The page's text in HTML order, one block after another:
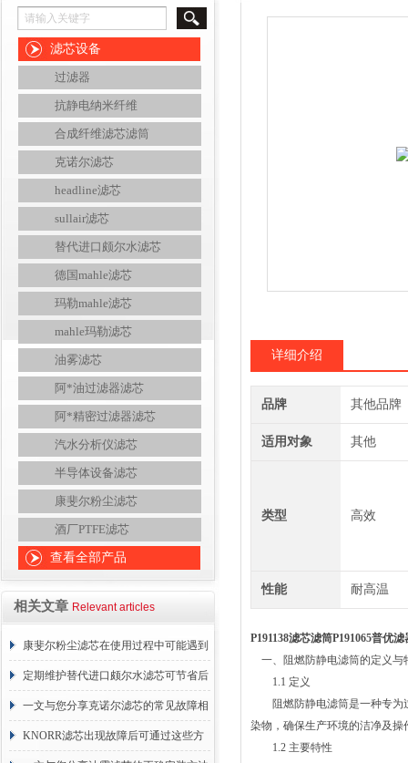
滤芯设备
过滤器
抗静电纳米纤维
合成纤维滤芯滤筒
克诺尔滤芯
headline滤芯
sullair滤芯
替代进口颇尔水滤芯
德国mahle滤芯
玛勒mahle滤芯
mahle玛勒滤芯
油雾滤芯
阿*油过滤器滤芯
阿*精密过滤器滤芯
汽水分析仪滤芯
半导体设备滤芯
康斐尔粉尘滤芯
酒厂PTFE滤芯
查看全部产品
相关文章 Relevant articles
康斐尔粉尘滤芯在使用过程中可能遇到
的故障相应解决方法分享
定期维护替代进口颇尔水滤芯可节省后
续更换成本
一文与您分享克诺尔滤芯的常见故障相
应解决方法
KNORR滤芯出现故障后可通过这些方
详细介绍
品牌 其他品牌
适用对象 其他
类型 高效
性能 耐高温
P191138滤芯滤筒P191065普优
一、阻燃防静电滤筒的定义与
1.1 定义
阻燃防静电滤筒是一种专为过
染物，确保生产环境的洁净及操
1.2 主要特性